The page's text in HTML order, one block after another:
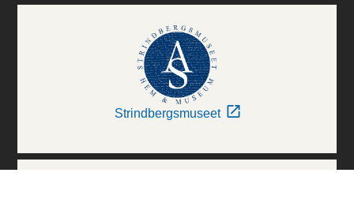
Strindbergsmuseet